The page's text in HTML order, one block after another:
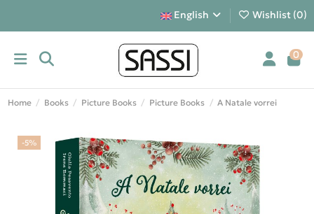
English Wishlist (0)
0
Home Books Picture Books Picture Books A Natale vorrei
-5%